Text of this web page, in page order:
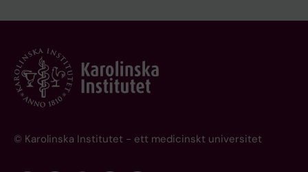
© Karolinska Institutet - ett medicinskt universitet